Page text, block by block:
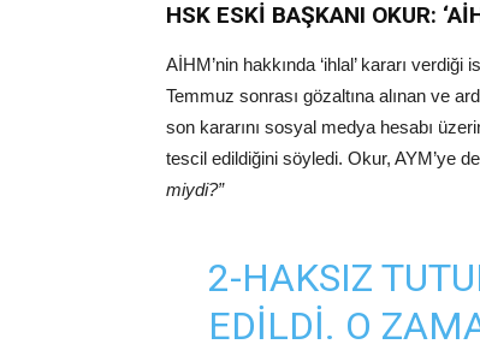
HSK ESKİ BAŞKANI OKUR:
AİHM’nin hakkında ‘ihlal’ kararı
Temmuz sonrası gözaltına alınan ve
son kararını sosyal medya hesabı
tescil edildiğini söyledi. Okur, AYM’ye
miydi?”
2-HAKSIZ
EDILDI. O